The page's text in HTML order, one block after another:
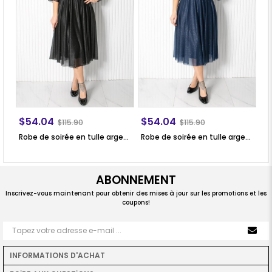
Robe de soirée en tulle argenté noir FHM902
$54.04 $115.90
Robe de soirée en tulle argenté bleu marine FHM902
$54.04 $115.90
ABONNEMENT
Inscrivez-vous maintenant pour obtenir des mises à jour sur les promotions et les
coupons!
INFORMATIONS D'ACHAT